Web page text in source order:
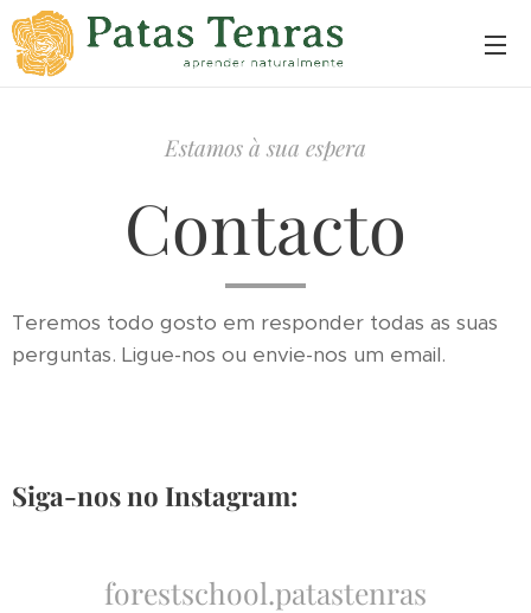
Estamos à sua espera
Contacto
Teremos todo gosto em responder todas as suas
perguntas. Ligue-nos ou envie-nos um email.
Siga-nos no Instagram:
forestschool.patastenras